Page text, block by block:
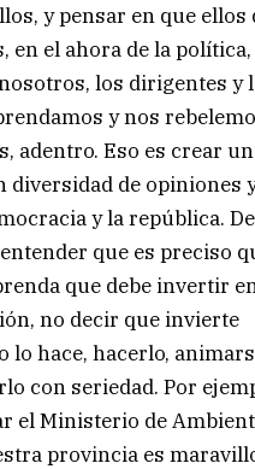
y pensar en que ellos
en el ahora de la
los dirigentes y
y nos
adentro. Eso es crear un
diversidad de opiniones
y la república.
que es preciso
que debe invertir
no decir que invierte
lo hace, hacerlo,
con seriedad. Por
el Ministerio de
provincia es